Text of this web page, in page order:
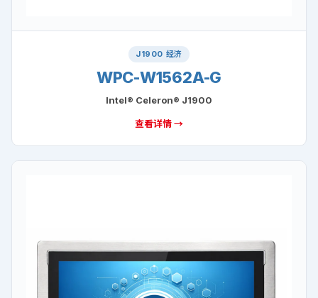
J1900 经济
WPC-W1562A-G
Intel® Celeron® J1900
查看详情 →